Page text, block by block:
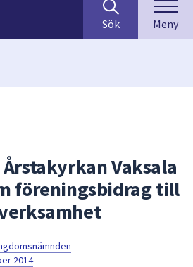
efter
innehåll
på
sökfältet
kommer
sökförslag
att
Sök Meny
Vaksala
föreningsbidrag till
2014